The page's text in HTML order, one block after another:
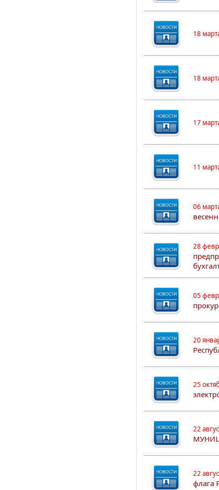
18
18
17
11
06
28
05
20
25
22
22
флага